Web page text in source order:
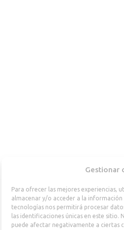
Gestionar
Para ofrecer las mejores experiencias,
almacenar y/o acceder a la
tecnologías nos permitirá procesar
las identificaciones únicas en este
puede afectar negativamente a ciertas